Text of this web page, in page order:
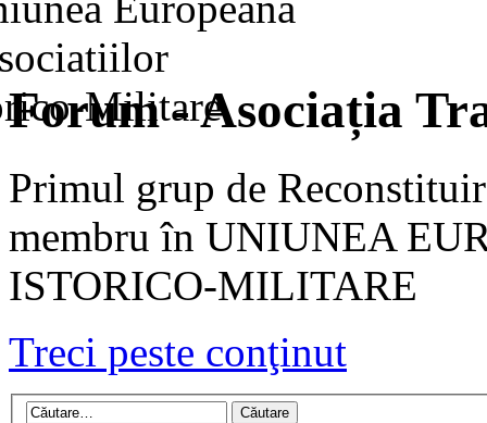
Forum - Asociația
Primul grup de
membru în UNIUNEA
ISTORICO-MILITARE
Treci peste conţinut